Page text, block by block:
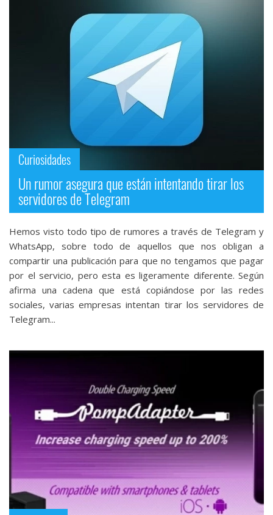
Curiosidades
Un rumor asegura que están intentando tirar los
servidores de Telegram
Hemos visto todo tipo de rumores a través de Telegram y
WhatsApp, sobre todo de aquellos que nos obligan a
compartir una publicación para que no tengamos que pagar
por el servicio, pero esta es ligeramente diferente. Según
afirma una cadena que está copiándose por las redes
sociales, varias empresas intentan tirar los servidores de
Telegram...